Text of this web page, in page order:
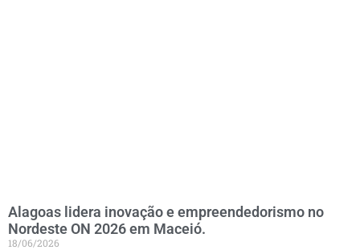
Alagoas lidera inovação e empreendedorismo no
Nordeste ON 2026 em Maceió.
18/06/2026